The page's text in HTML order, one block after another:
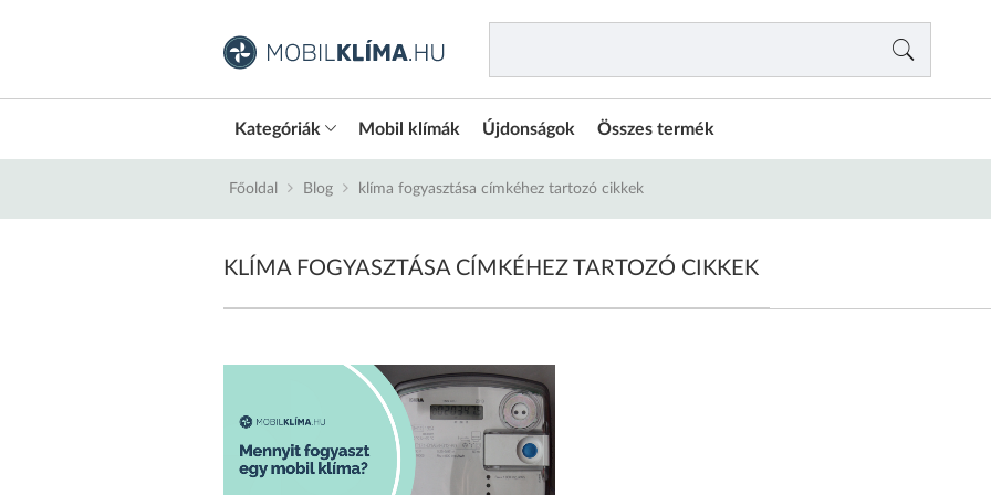
Kategóriák Mobil klímák Újdonságok Összes termék
Főoldal Blog klíma fogyasztása címkéhez tartozó cikkek
KLÍMA FOGYASZTÁSA CÍMKÉHEZ TARTOZÓ CIKKEK